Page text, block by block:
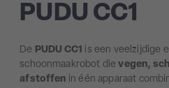
PUDU CC1
De PUDU CC1 is een veelzijdige
schoonmaakrobot dievegen,
afstoffen in één apparaat